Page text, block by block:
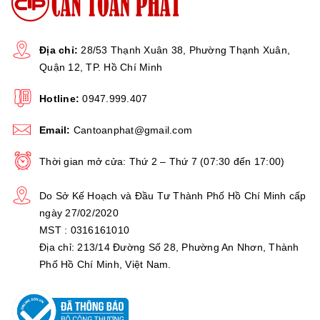
Thương hiệu
Bảo hành 24 tháng
Link video
cân
HÌNH ẢNH THỰC TẾ:
Địa chỉ: 28/53 Thạnh Xuân 38, Phường Thạnh Xuân,
Quận 12, TP. Hồ Chí Minh
Hotline: 0947.999.407
Email: Cantoanphat@gmail.com
Thời gian mở cửa: Thứ 2 – Thứ 7 (07:30 đến 17:00)
Do Sở Kế Hoạch và Đầu Tư Thành Phố Hồ Chí Minh cấp
ngày 27/02/2020
MST : 0316161010
Địa chỉ: 213/14 Đường Số 28, Phường An Nhơn, Thành
Phố Hồ Chí Minh, Việt Nam.